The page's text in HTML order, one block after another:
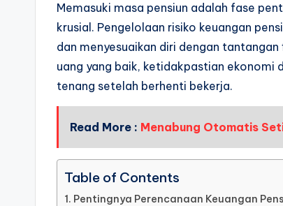
Memasuki masa pensiun adalah fase
krusial. Pengelolaan risiko keuangan
dan menyesuaikan diri dengan
uang yang baik, ketidakpastian ekonomi
tenang setelah berhenti bekerja.
Read More : Menabung Otomatis
Table of Contents
Pentingnya Perencanaan Keuangan